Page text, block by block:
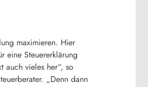
maximieren. Hier
eine Steuererklärung
auch vieles her“, so
„Denn dann